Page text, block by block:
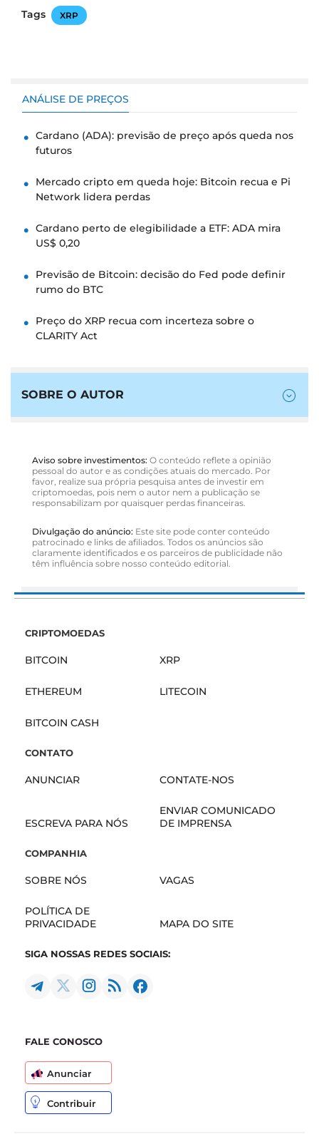
Tags XRP
ANÁLISE DE PREÇOS
Cardano (ADA): previsão de preço após queda nos
futuros
Mercado cripto em queda hoje: Bitcoin recua e Pi
Network lidera perdas
Cardano perto de elegibilidade a ETF: ADA mira
US$ 0,20
Previsão de Bitcoin: decisão do Fed pode definir
rumo do BTC
Preço do XRP recua com incerteza sobre o
CLARITY Act
SOBRE O AUTOR
Aviso sobre investimentos: O conteúdo reflete a opinião
pessoal do autor e as condições atuais do mercado. Por
favor, realize sua própria pesquisa antes de investir em
criptomoedas, pois nem o autor nem a publicação se
responsabilizam por quaisquer perdas financeiras.
Divulgação do anúncio: Este site pode conter conteúdo
patrocinado e links de afiliados. Todos os anúncios são
claramente identificados e os parceiros de publicidade não
têm influência sobre nosso conteúdo editorial.
CRIPTOMOEDAS
BITCOIN XRP
ETHEREUM LITECOIN
BITCOIN CASH
CONTATO
ANUNCIAR CONTATE-NOS
ESCREVA PARA NÓS
ENVIAR COMUNICADO
DE IMPRENSA
COMPANHIA
SOBRE NÓS VAGAS
POLÍTICA DE
PRIVACIDADE
MAPA DO SITE
SIGA NOSSAS REDES SOCIAIS:
FALE CONOSCO
Anunciar
Contribuir